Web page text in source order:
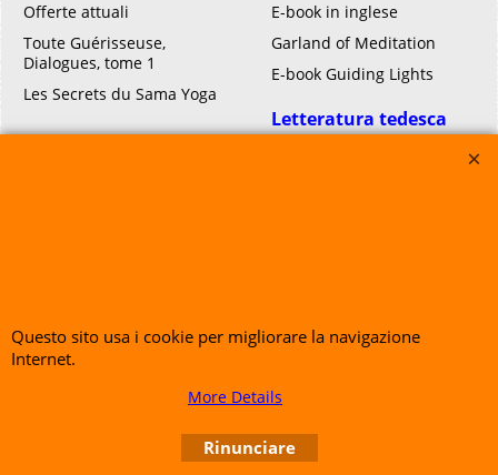
Offerte attuali
Toute Guérisseuse,
Dialogues, tome 1
Les Secrets du Sama Yoga
E-book in inglese
Garland of Meditation
E-book Guiding Lights
Letteratura tedesca
Letteratura italiana
Il Mahatma Ramalinga
Sadhana
Questo sito usa i cookie per migliorare la navigazione
Internet.
More Details
Rinunciare